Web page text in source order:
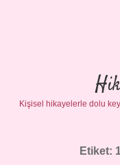
Kişisel hikayelerle dolu
Etiket: